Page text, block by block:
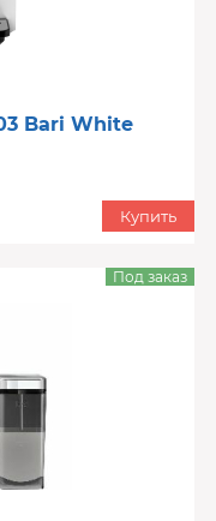
Bari White
Купить
Под заказ